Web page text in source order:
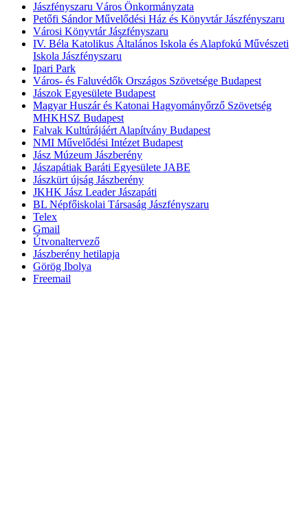
Jászfényszaru Város Önkormányzata
Petőfi Sándor Művelődési Ház és Könyvtár Jászfényszaru
Városi Könyvtár Jászfényszaru
IV. Béla Katolikus Általános Iskola és Alapfokú Művészeti
Iskola Jászfényszaru
Ipari Park
Város- és Faluvédők Országos Szövetsége Budapest
Jászok Egyesülete Budapest
Magyar Huszár és Katonai Hagyományőrző Szövetség
MHKHSZ Budapest
Falvak Kultúrájáért Alapítvány Budapest
NMI Művelődési Intézet Budapest
Jász Múzeum Jászberény
Jászapátiak Baráti Egyesülete JABE
Jászkürt újság Jászberény
JKHK Jász Leader Jászapáti
BL Népfőiskolai Társaság Jászfényszaru
Telex
Gmail
Útvonaltervező
Jászberény hetilapja
Görög Ibolya
Freemail